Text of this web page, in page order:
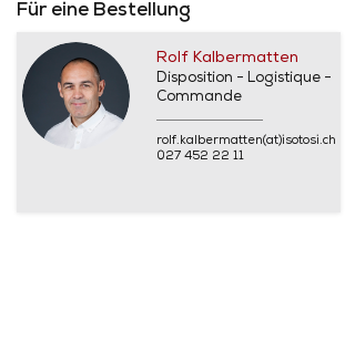
Für eine Bestellung
Rolf Kalbermatten
Disposition - Logistique -
Commande
rolf.kalbermatten(at)isotosi.ch
027 452 22 11